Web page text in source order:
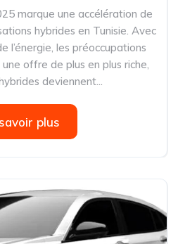
marque une accélération de
hybrides en Tunisie. Avec
l’énergie, les préoccupations
offre de plus en plus riche,
deviennent...
plus